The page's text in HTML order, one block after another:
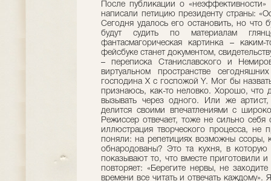
После публикации о
написали петицию президенту страны:
Сегодня удалось его остановить, но
будут судить по материалам
фантасмагорическая картинка –
фейсбуке станет документом,
– переписка Станиславского и
виртуальном пространстве
господина X c госпожой Y. Мог бы
признаюсь, как-то неловко. Хорошо, что
вызывать через одного. Или же
делится своими впечатлениями с
Режиссер отвечает, тоже не сильно
иллюстрация творческого процесса, не
поняли: на репетициях возможны
обнародованы? Это та кухня, в
показывают то, что вместе приготовили
повторяет: «Берегите нервы, не
времени все читать и отвечать